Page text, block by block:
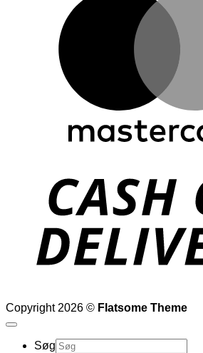
Copyright 2026 © Flatsome Theme
Søg